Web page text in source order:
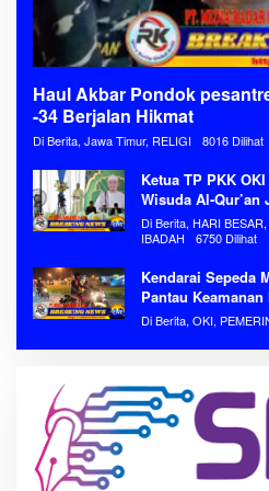
Haul Akbar Pondok
-34 Berjalan Hikmat
Di Berita, Jawa Timur, RELIGI 8016 Dilihat
Ketua TP PKK
Wisuda Al-Qur’an
Di Berita, HARI
IBADAH
6750 Dilihat
Kendarai Sepeda
Pantau
Di Berita, OKI,